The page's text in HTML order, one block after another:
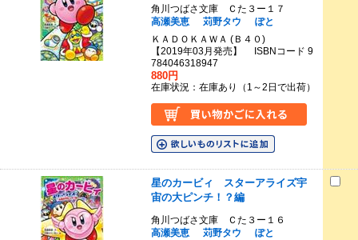
角川つばさ文庫 Ｃた３ー１７
高瀬美恵
苅野タウ
ぽと
ＫＡＤＯＫＡＷＡ (Ｂ４０)
【2019年03月発売】 ISBNコード 9
784046318947
880円
在庫状況：在庫あり（1～2日で出荷）
星のカービィ スターアライズ宇
宙の大ピンチ！？編
角川つばさ文庫 Ｃた３ー１６
高瀬美恵
苅野タウ
ぽと